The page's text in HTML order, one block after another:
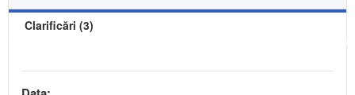
Clarificări (3)